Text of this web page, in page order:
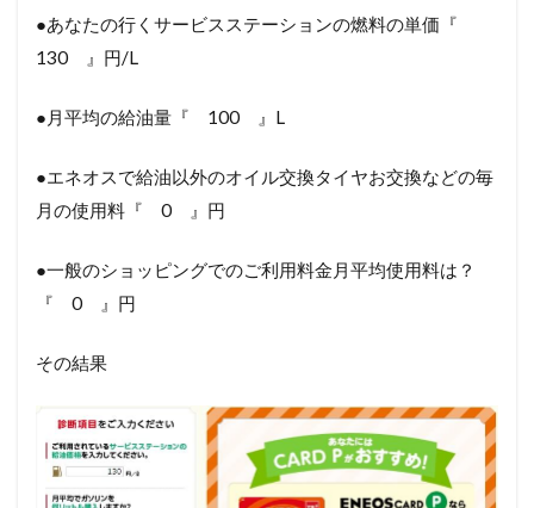
●あなたの行くサービスステーションの燃料の単価『
130 』円/L
●月平均の給油量『 100 』L
●エネオスで給油以外のオイル交換タイヤお交換などの毎
月の使用料『 0 』円
●一般のショッピングでのご利用料金月平均使用料は？
『 0 』円
その結果